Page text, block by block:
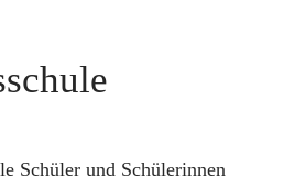
Schüler und Schülerinnen